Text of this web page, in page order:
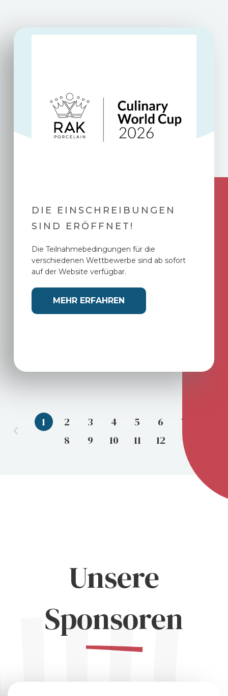
DIE EINSCHREIBUNGEN
SIND ERÖFFNET!
Die Teilnahmebedingungen für die
verschiedenen Wettbewerbe sind ab sofort
auf der Website verfügbar.
MEHR ERFAHREN
1 2 3 4 5 6
7
8
9 10 11 12
Unsere
Sponsoren